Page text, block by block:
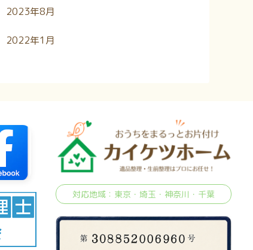
2023年8月
2022年1月
対応地域：東京・埼玉・神奈川・千葉